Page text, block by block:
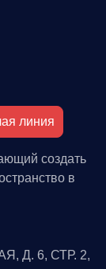
линия
создать
в
Д. 6, СТР. 2,